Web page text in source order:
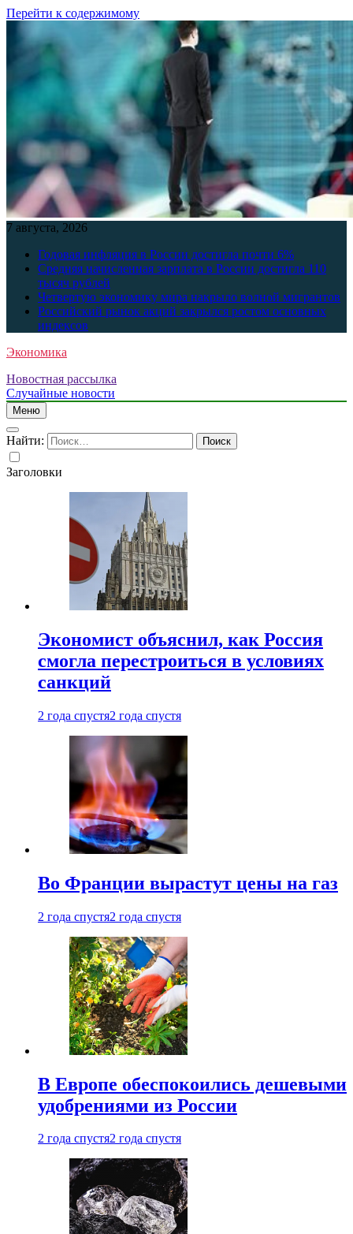
Перейти к содержимому
7 августа, 2026
Годовая инфляция в России достигла почти 6%
Средняя начисленная зарплата в России достигла 110
тысяч рублей
Четвертую экономику мира накрыло волной мигрантов
Российский рынок акций закрылся ростом основных
индексов
Экономика
Новостная рассылка
Случайные новости
Меню
Найти:
Заголовки
Экономист объяснил, как Россия
смогла перестроиться в условиях
санкций
2 года спустя2 года спустя
Во Франции вырастут цены на газ
2 года спустя2 года спустя
В Европе обеспокоились дешевыми
удобрениями из России
2 года спустя2 года спустя